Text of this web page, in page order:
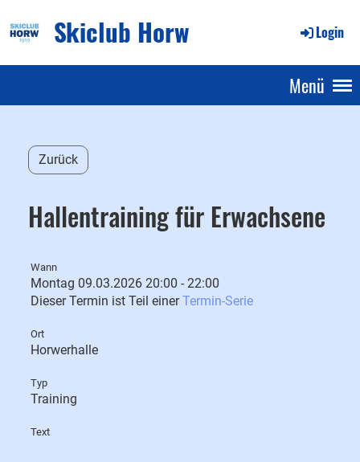
Skiclub Horw Login
Menü
Zurück
Hallentraining für Erwachsene
Wann
Montag 09.03.2026 20:00 - 22:00
Dieser Termin ist Teil einerTermin-Serie
Ort
Horwerhalle
Typ
Training
Text